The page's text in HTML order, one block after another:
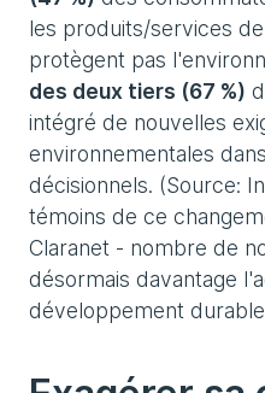
les produits/services
protègent pas
des deux tiers (67 %)
intégré de nouvelles
environnementales
décisionnels. (Source:
témoins de ce
Claranet - nombre de
désormais davantage
développement